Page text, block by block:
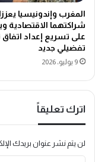
المغرب وإندونيسيا
شراكتهما الاقتصادية
على تسريع إعداد اتفاق
تفضيلي جديد
9 يوليو، 2026
اترك تعليقاً
لن يتم نشر عنوان بريدك